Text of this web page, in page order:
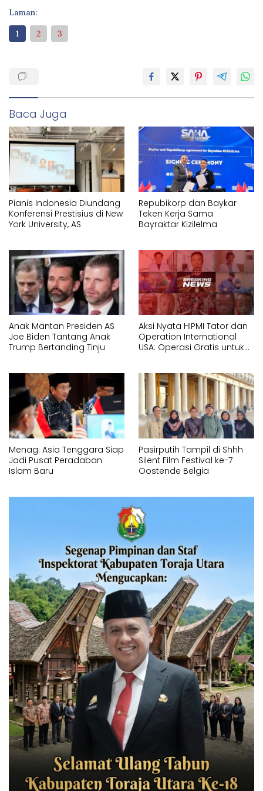
Laman:
1
2 3
Baca Juga
Pianis Indonesia Diundang
Konferensi Prestisius di New
York University, AS
Repubikorp dan Baykar
Teken Kerja Sama
Bayraktar Kizilelma
Anak Mantan Presiden AS
Joe Biden Tantang Anak
Trump Bertanding Tinju
Aksi Nyata HIPMI Tator dan
Operation International
USA: Operasi Gratis untuk
2026
Menag: Asia Tenggara Siap
Jadi Pusat Peradaban
Islam Baru
Pasirputih Tampil di Shhh
Silent Film Festival ke-7
Oostende Belgia